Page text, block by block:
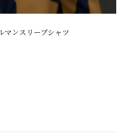
ンスリーブシャツ